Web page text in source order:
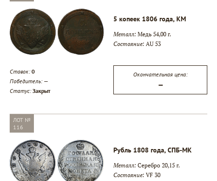
5 копеек 1806 года, КМ
Металл: Медь 54,00 г.
Состояние: AU 53
Ставок:0
Победитель: —
Статус:Закрыт
Окончательная цена:
—
ЛОТ №
116
Рубль 1808 года, СПБ-МК
Металл: Серебро 20,15 г.
Состояние: VF 30